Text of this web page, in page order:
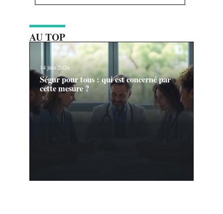
AU TOP
14 juin 2026
Ségur pour tous : qui est concerné par
cette mesure ?